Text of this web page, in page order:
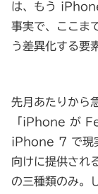
は、もう
事実で、ここま
う差異化する要
先月あたりから
「iPhone が
iPhone 7 で現
向けに提供さ
の三種類のみ。